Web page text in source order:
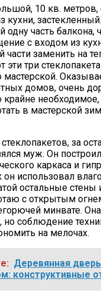
10 кв.
кухни,
одну часть балкона,
с входом из
части заменить на
эти три
мастерской.
домов, очень
крайне
в мастерской
за
муж. Он
каркаса и
он использовал
остальные стены
с открытым
минвате.
соблюдение
на мелочах.
Деревянная
конструктивные